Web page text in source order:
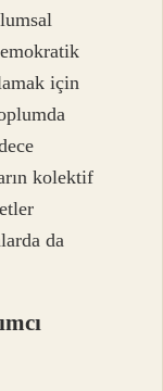
için
kolektif
da